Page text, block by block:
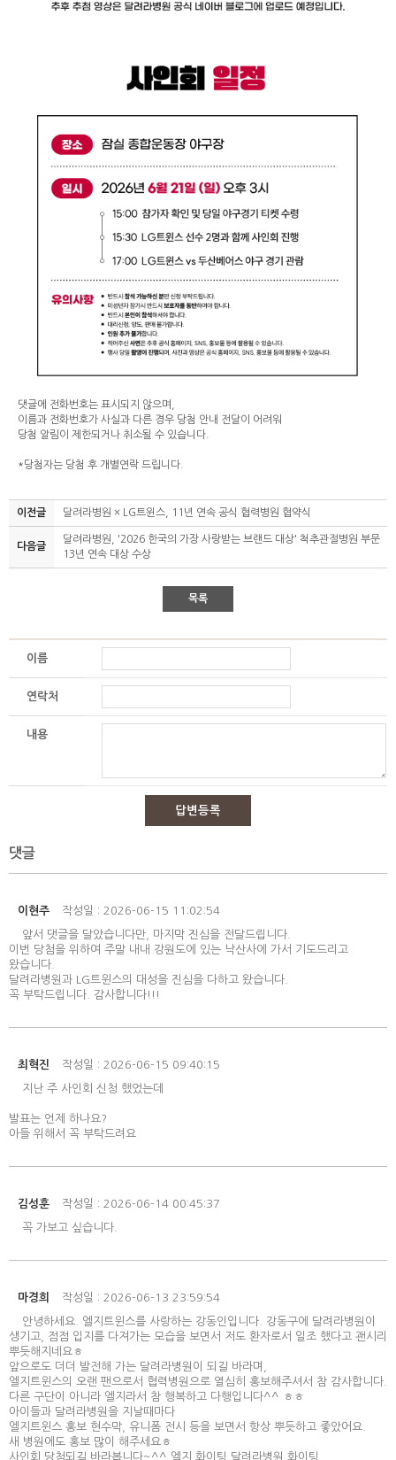
댓글에 전화번호는 표시되지 않으며,
이름과 전화번호가 사실과 다른 경우 당첨 안내 전달이 어려워
당첨 알림이 제한되거나 취소될 수 있습니다.
*당첨자는 당첨 후 개별연락 드립니다.
이전글 달려라병원 × LG트윈스, 11년 연속 공식 협력병원 협약식
다음글
달려라병원, '2026 한국의 가장 사랑받는 브랜드 대상' 척추관절병원 부문
13년 연속 대상 수상
목록
이름
연락처
내용
답변등록
댓글
이현주 작성일 : 2026-06-15 11:02:54
앞서 댓글을 달았습니다만, 마지막 진심을 전달드립니다.
이번 당첨을 위하여 주말 내내 강원도에 있는 낙산사에 가서 기도드리고
왔습니다.
달려라병원과 LG트윈스의 대성을 진심을 다하고 왔습니다.
꼭 부탁드립니다. 감사합니다!!!
최혁진 작성일 : 2026-06-15 09:40:15
지난 주 사인회 신청 했었는데
발표는 언제 하나요?
아들 위해서 꼭 부탁드려요
김성훈 작성일 : 2026-06-14 00:45:37
꼭 가보고 싶습니다.
마경희 작성일 : 2026-06-13 23:59:54
안녕하세요. 엘지트윈스를 사랑하는 강동인입니다. 강동구에 달려라병원이
생기고, 점점 입지를 다져가는 모습을 보면서 저도 환자로서 일조 했다고 괜시리
뿌듯해지네요ㅎ
앞으로도 더더 발전해 가는 달려라병원이 되길 바라며,
엘지트윈스의 오랜 팬으로서 협력병원으로 열심히 홍보해주셔서 참 감사합니다.
다른 구단이 아니라 엘지라서 참 행복하고 다행입니다^^ ㅎㅎ
아이들과 달려라병원을 지날때마다
엘지트윈스 홍보 현수막, 유니폼 전시 등을 보면서 항상 뿌듯하고 좋았어요.
새 병원에도 홍보 많이 해주세요ㅎ
사인회 당첨되길 바라봅니다~^^ 엘지 화이팅 달려라병원 화이팅